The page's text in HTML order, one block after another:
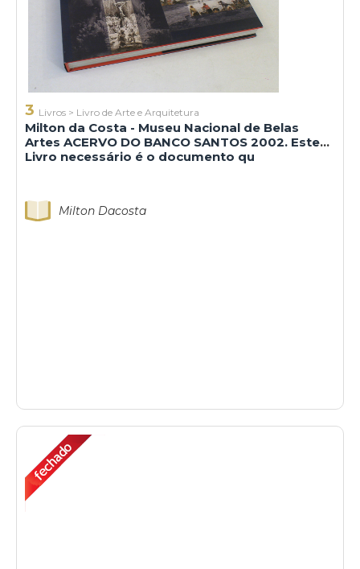
3 Livros > Livro de Arte e Arquitetura
Milton da Costa - Museu Nacional de Belas
Artes ACERVO DO BANCO SANTOS 2002. Este
Livro necessário é o documento qu
Milton Dacosta